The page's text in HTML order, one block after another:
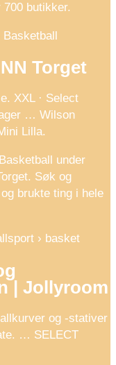
butikker.
Torget
XXL · Select
… Wilson
Lilla.
under
Søk og
brukte ting i hele
› basket
| Jollyroom
og -stativer
… SELECT